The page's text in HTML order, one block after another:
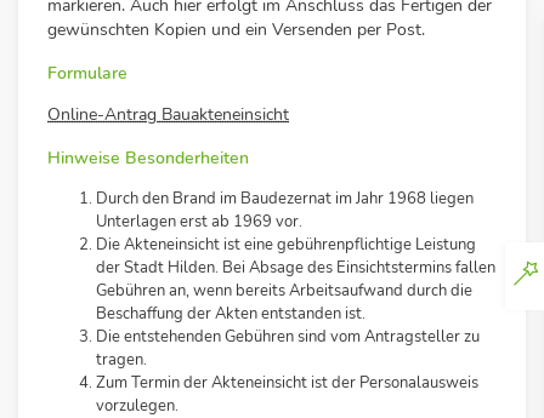
markieren. Auch hier erfolgt im Anschluss das Fertigen der
gewünschten Kopien und ein Versenden per Post.
Formulare
Online-Antrag Bauakteneinsicht
Hinweise Besonderheiten
Durch den Brand im Baudezernat im Jahr 1968 liegen
Unterlagen erst ab 1969 vor.
Die Akteneinsicht ist eine gebührenpflichtige Leistung
der Stadt Hilden. Bei Absage des Einsichtstermins fallen
Gebühren an, wenn bereitsArbeitsaufwand durch die
Beschaffung der Akten entstanden ist.
Die entstehenden Gebühren sind vom Antragsteller zu
tragen.
Zum Termin der Akteneinsicht ist der Personalausweis
vorzulegen.